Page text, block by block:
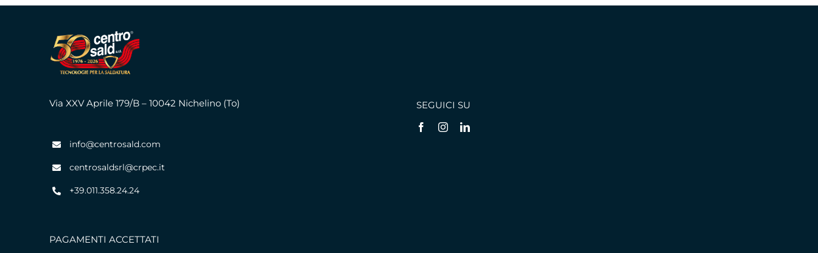
Via XXV Aprile 179/B – 10042 Nichelino (To)
info@centrosald.com
centrosaldsrl@crpec.it
+39.011.358.24.24
SEGUICI SU
PAGAMENTI ACCETTATI